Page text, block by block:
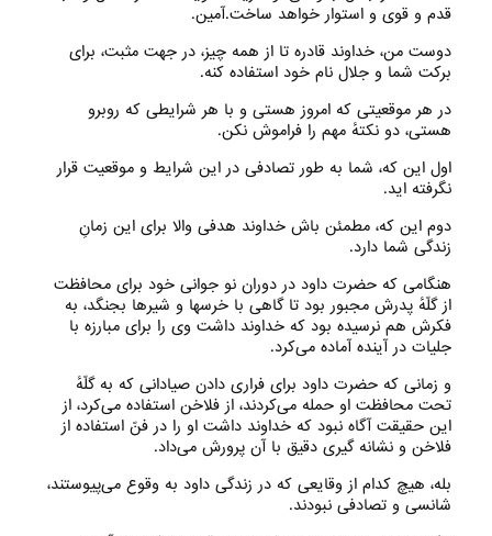
قدم و قوی و استوار خواهد ساخت.آمین.
دوست من، خداوند قادره تا از همه چیز، در جهت مثبت، برای
برکت شما و جلال نام خود استفاده کنه.
در هر موقعیتی که امروز هستی‌ و با هر شرایطی که روبرو
هستی‌، دو نکتهٔ مهم را فراموش نکن.
اول این که، شما به طور تصادفی در این شرایط و موقعیت قرار
نگرفته اید.
دوم این که، مطمئن باش خداوند هدفی والا برای این زمانِ
زندگی شما دارد.
هنگامی که حضرت داود در دوران نو جوانی خود برای محافظت
از گلّهٔ پدرش مجبور بود تا گاهی با خرسها و شیر‌ها بجنگد، به
فکرش هم نرسیده بود که خداوند داشت وی را برای مبارزه با
جلیات در آینده آماده می‌‌کرد.
و زمانی که حضرت داود برای فراری دادن صیادانی که به گلّهٔ
تحت محافظت او حمله می‌‌کردند، از فلاخن استفاده می‌‌کرد، از
این حقیقت آگاه نبود که خداوند داشت او را در فنّ استفاده از
فلاخن و نشانه گیری دقیق با آن پرورش می‌‌داد.
بله، هیچ کدام از وقایعی که در زندگی داود به‌ وقوع می‌‌پیوستند،
شانسی و تصادفی نبودند.